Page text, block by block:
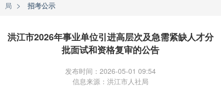
局 > 招考公示
洪江市2026年事业单位引进高层次及急需紧缺人才分
批面试和资格复审的公告
发布时间：2026-05-01 09:54
信息来源：洪江市人社局